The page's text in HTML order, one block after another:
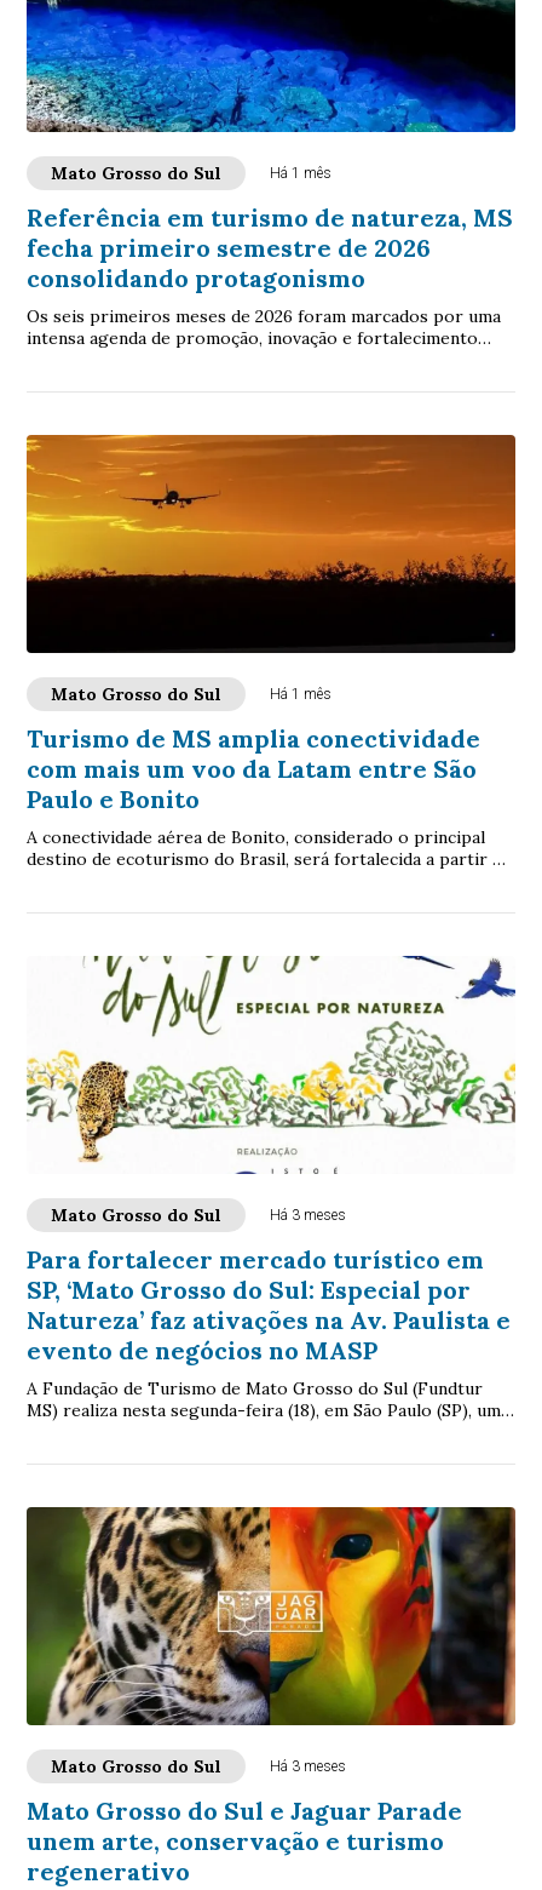
Mato Grosso do Sul Há 1 mês
Referência em turismo de natureza, MS
fecha primeiro semestre de 2026
consolidando protagonismo
Os seis primeiros meses de 2026 foram marcados por uma
intensa agenda de promoção, inovação e fortalecimento
Mato Grosso do Sul Há 1 mês
Turismo de MS amplia conectividade
com mais um voo da Latam entre São
Paulo e Bonito
A conectividade aérea de Bonito, considerado o principal
destino de ecoturismo do Brasil, será fortalecida a partir de
Mato Grosso do Sul Há 3 meses
Para fortalecer mercado turístico em
SP, ‘Mato Grosso do Sul: Especial por
Natureza’ faz ativações na Av. Paulista e
evento de negócios no MASP
A Fundação de Turismo de Mato Grosso do Sul (Fundtur
MS) realiza nesta segunda-feira (18), em São Paulo (SP), uma
Mato Grosso do Sul Há 3 meses
Mato Grosso do Sul e Jaguar Parade
unem arte, conservação e turismo
regenerativo